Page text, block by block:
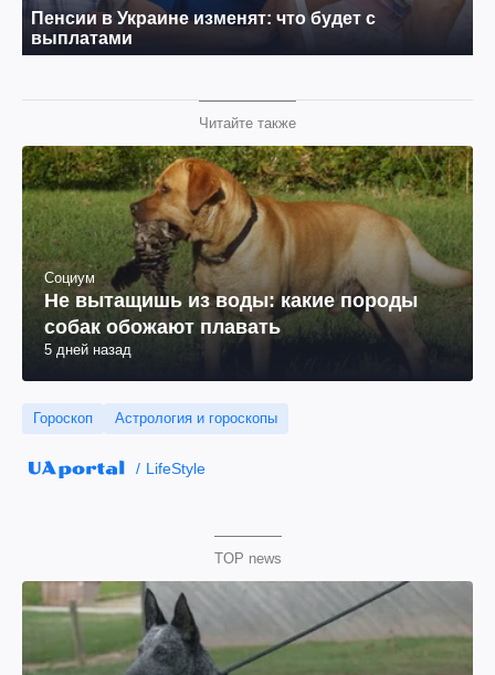
Читайте также
Социум
Не вытащишь из воды: какие породы
собак обожают плавать
5 дней назад
Гороскоп Астрология и гороскопы
LifeStyle
TOP news